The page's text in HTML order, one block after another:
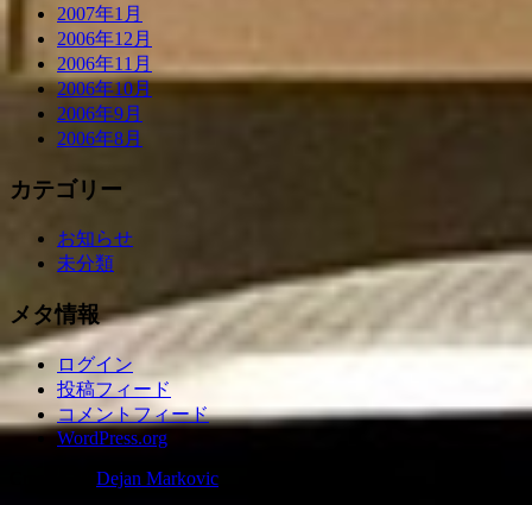
2007年1月
2006年12月
2006年11月
2006年10月
2006年9月
2006年8月
カテゴリー
お知らせ
未分類
メタ情報
ログイン
投稿フィード
コメントフィード
WordPress.org
Dejan Markovic